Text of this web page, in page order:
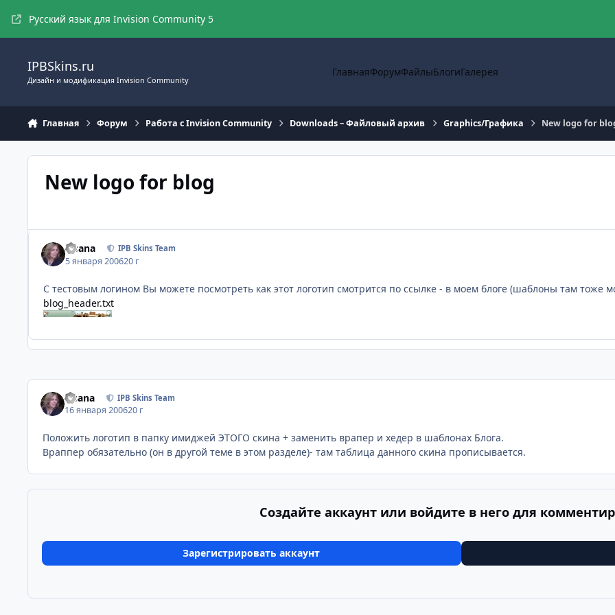
Русский язык для Invision Community 5
IPBSkins.ru
Дизайн и модификация Invision Community
ГлавнаяФорумФайлыБлогиГалерея
Главная Форум Работа с Invision Community Downloads – Файловый архив Graphics/Графика New logo for
New logo for blog
Fisana IPB Skins Team
5 января 200620 г
C тестовым логином Вы можете посмотреть как этот логотип смотрится по ссылке - в моем блоге (шаблоны там тоже
blog_header.txt
Fisana IPB Skins Team
16 января 200620 г
Положить логотип в папку имиджей ЭТОГО скина + заменить врапер и хедер в шаблонах Блога.
Враппер обязательно (он в другой теме в этом разделе)- там таблица данного скина прописывается.
Создайте аккаунт или войдите в него для
Зарегистрировать аккаунт